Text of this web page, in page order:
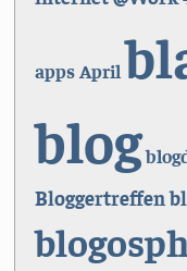
appsApril
blog
Bloggertreffen